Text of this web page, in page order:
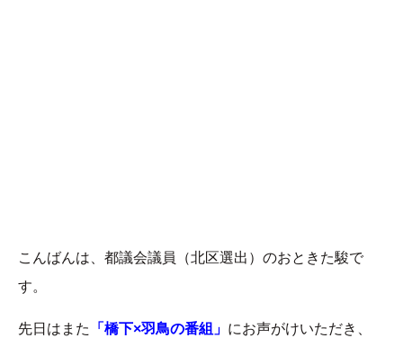
こんばんは、都議会議員（北区選出）のおときた駿で
す。
先日はまた 「橋下×羽鳥の番組」 にお声がけいただき、